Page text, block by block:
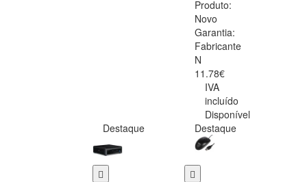
Produto:
Novo
Garantia:
Fabricante
N
11.78€
IVA
incluído
Disponível
Destaque
Destaque